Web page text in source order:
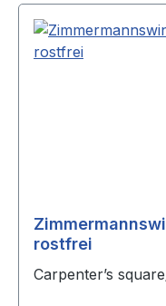
rostfrei
Carpenter’s